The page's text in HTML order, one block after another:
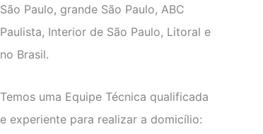
São Paulo, grande São Paulo, ABC
Paulista, Interior de São Paulo, Litoral e
no Brasil.
Temos uma Equipe Técnica qualificada
e experiente para realizar a domicílio: